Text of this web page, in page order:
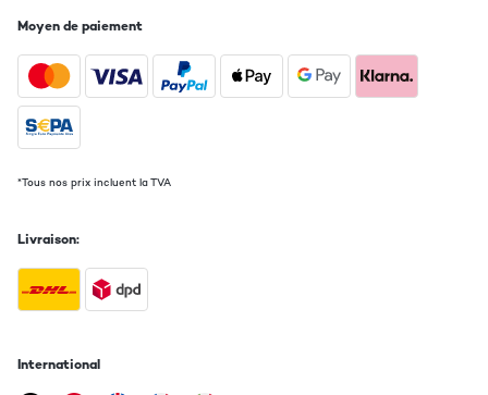
diesen Player mit einer Harman Kardon-Anlage kombiniert und
um einen guten Klang aus seiner CD zu zaubern. Das Gerät hat
ein ganz tolles Preis-Leistungs-Verhältnis, bietet alles, was man
braucht und kommt ohne unnötigen Schnickschnack aus.
Unbedingt weiterempfehlenswert!
Amazon-Benutzer
Traduire
Die fünf Sterne gebe ich wegen der Preis Leistung. Man darf hier
kein High Ende Gerät erwarten.Ich hab einen günstigen CD
Thema wie "keine Stopp Taste" oder mäßige FB würde hier ja
Moyen de paiement
*Tous nos prix incluent la TVA
Livraison:
International